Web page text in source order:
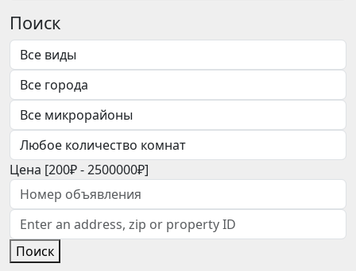
Поиск
Цена [200₽-2500000₽]
Поиск